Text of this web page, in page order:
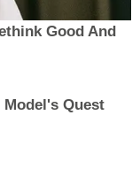
Good And
Quest